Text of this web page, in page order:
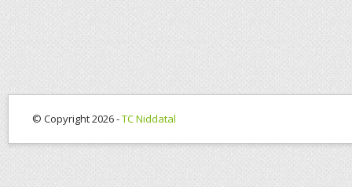
© Copyright 2026 -TC Niddatal